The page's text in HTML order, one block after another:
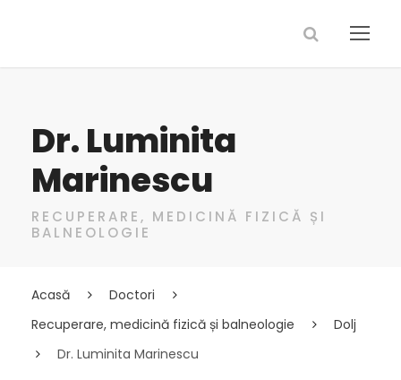
Dr. Luminita
Marinescu
RECUPERARE, MEDICINĂ FIZICĂ ȘI
BALNEOLOGIE
Acasă
Doctori
Recuperare, medicină fizică și balneologie
Dolj
Dr. Luminita Marinescu